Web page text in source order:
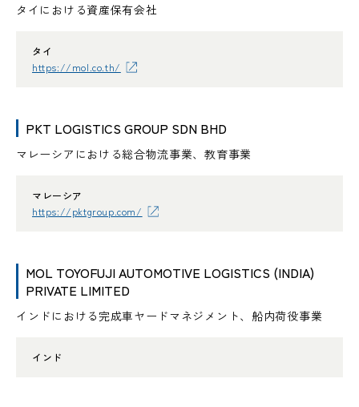
タイにおける資産保有会社
タイ
https://mol.co.th/
PKT LOGISTICS GROUP SDN BHD
マレーシアにおける総合物流事業、教育事業
マレーシア
https://pktgroup.com/
MOL TOYOFUJI AUTOMOTIVE LOGISTICS (INDIA)
PRIVATE LIMITED
インドにおける完成車ヤードマネジメント、船内荷役事業
インド